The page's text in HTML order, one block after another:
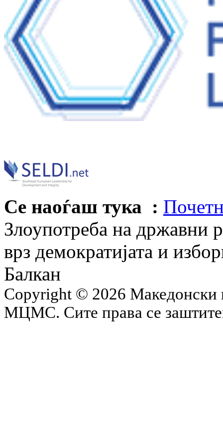
Се наоѓаш тука :
Злоупотреба на државни
врз демократијата и
Балкан
Copyright © 2026 Македонски
МЦМС. Сите права се